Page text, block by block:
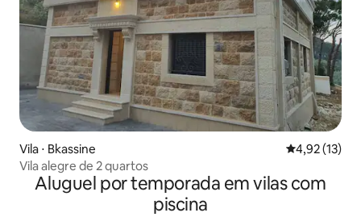
Vila ⋅ Bkassine 4,92 de uma
4,92 (13)
Vila alegre de 2 quartos
Aluguel por temporada em vilas com
piscina